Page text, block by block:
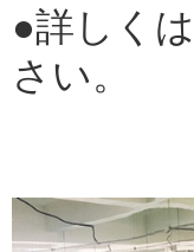
●詳しくは
さい。